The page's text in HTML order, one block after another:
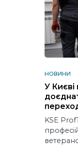
НОВИНИ
У
KSE